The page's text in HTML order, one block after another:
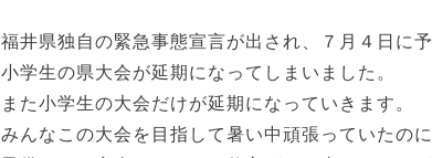
福井県独自の緊急事態宣言が出され、７月４日に
小学生の県大会が延期になってしまいました。
また小学生の大会だけが延期になっていきます。
みんなこの大会を目指して暑い中頑張っていたのに